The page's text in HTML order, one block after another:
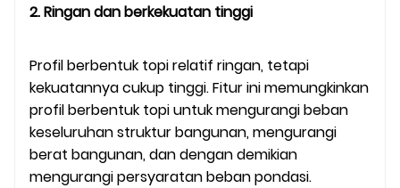
2. Ringan dan berkekuatan tinggi
Profil berbentuk topi relatif ringan, tetapi
kekuatannya cukup tinggi. Fitur ini memungkinkan
profil berbentuk topi untuk mengurangi beban
keseluruhan struktur bangunan, mengurangi
berat bangunan, dan dengan demikian
mengurangi persyaratan beban pondasi.